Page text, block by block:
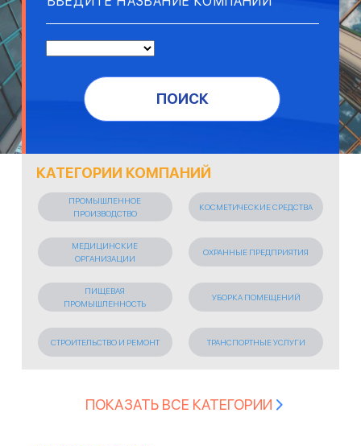
ПОИСК
КАТЕГОРИИ КОМПАНИЙ
ПРОМЫШЛЕННОЕ
ПРОИЗВОДСТВО
КОСМЕТИЧЕСКИЕ СРЕДСТВА
МЕДИЦИНСКИЕ
ОРГАНИЗАЦИИ
ОХРАННЫЕ ПРЕДПРИЯТИЯ
ПИЩЕВАЯ
ПРОМЫШЛЕННОСТЬ
УБОРКА ПОМЕЩЕНИЙ
СТРОИТЕЛЬСТВО И РЕМОНТ ТРАНСПОРТНЫЕ УСЛУГИ
ПОКАЗАТЬ ВСЕ КАТЕГОРИИ